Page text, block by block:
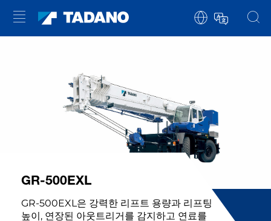
GR-500EXL
GR-500EXL은 강력한 리프트 용량과 리프팅
높이, 연장된 아웃트리거를 감지하고 연료를